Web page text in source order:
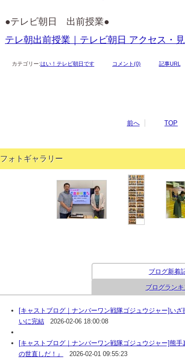
●テレビ朝日 出前授業●
テレ朝出前授業｜テレビ朝日 アクセス・
カテゴリー:はい！テレビ朝日です コメント(0) 記事URL
前へ TOP
フォトギャラリー
ブログ新着
ブログラン
[キャストブログ｜ナンバーワン戦隊ゴジュウジャー]い
いに完結
2026-02-06 18:00:08
[キャストブログ｜ナンバーワン戦隊ゴジュウジャー]熊
の世直しだ！』
2026-02-01 09:55:23